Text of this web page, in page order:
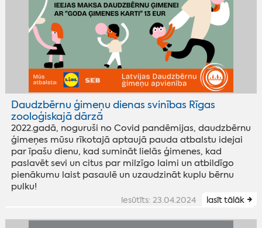
Daudzbērnu ģimeņu dienas svinības Rīgas
zooloģiskajā dārzā
2022.gadā, noguruši no Covid pandēmijas, daudzbērnu
ģimeņes mūsu rīkotajā aptaujā pauda atbalstu idejai
par īpašu dienu, kad sumināt lielās ģimenes, kad
paslavēt sevi un citus par milzīgo laimi un atbildīgo
pienākumu laist pasaulē un uzaudzināt kuplu bērnu
pulku!
iesūtīts: 23.04.2024 lasīt tālāk